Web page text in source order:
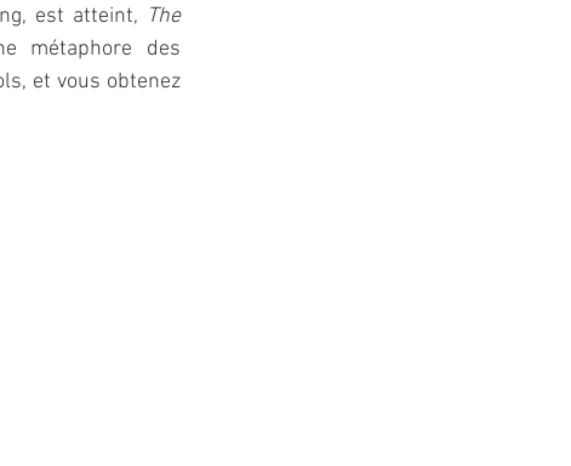
est atteint, The
métaphore des
et vous obtenez